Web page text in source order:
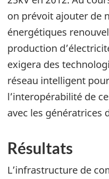
on prévoit ajouter de
énergétiques
production
exigera des
réseau intelligent
l’interopérabilité de
avec les génératrices
Résultats
L’infrastructure de